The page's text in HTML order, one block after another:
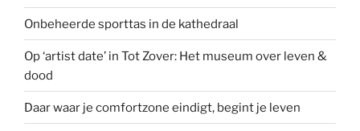
Onbeheerde sporttas in de kathedraal
Op ‘artist date’ in Tot Zover: Het museum over leven &
dood
Daar waar je comfortzone eindigt, begint je leven